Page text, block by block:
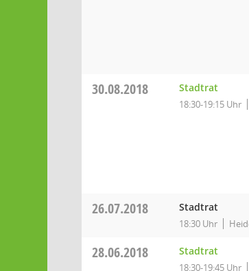
30.08.2018 Stadtrat
18:30-19:15 Uhr
26.07.2018 Stadtrat
18:30 Uhr
28.06.2018 Stadtrat
18:30-19:45 Uhr